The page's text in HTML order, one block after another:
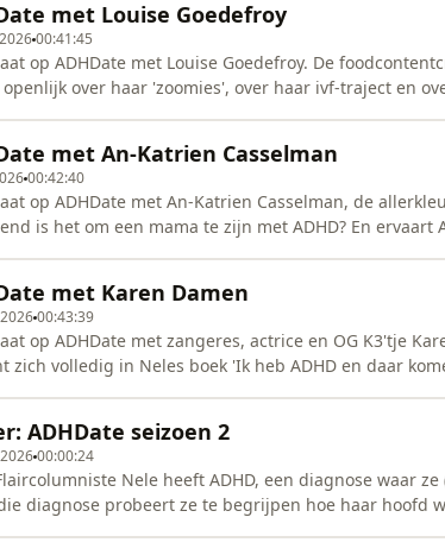
an AdsWizz
met Louise Goedefroy
00:41:45
op ADHDate met Louise Goedefroy. De
over haar 'zoomies', over haar ivf-traject en
en mmet An-Katrien Casselman
00:42:40
op ADHDate met An-Katrien Casselman, de
is het om een mama te zijn met ADHD? En
montage en mixing
met Karen Damen
00:43:39
op ADHDate met zangeres, actrice en OG K3'tje
zich volledig in Neles boek 'Ik heb ADHD en daar
Hosted by Simple
ADHDate seizoen 2
00:00:24
Nele heeft ADHD, een diagnose waar
diagnose probeert ze te begrijpen hoe haar hoofd